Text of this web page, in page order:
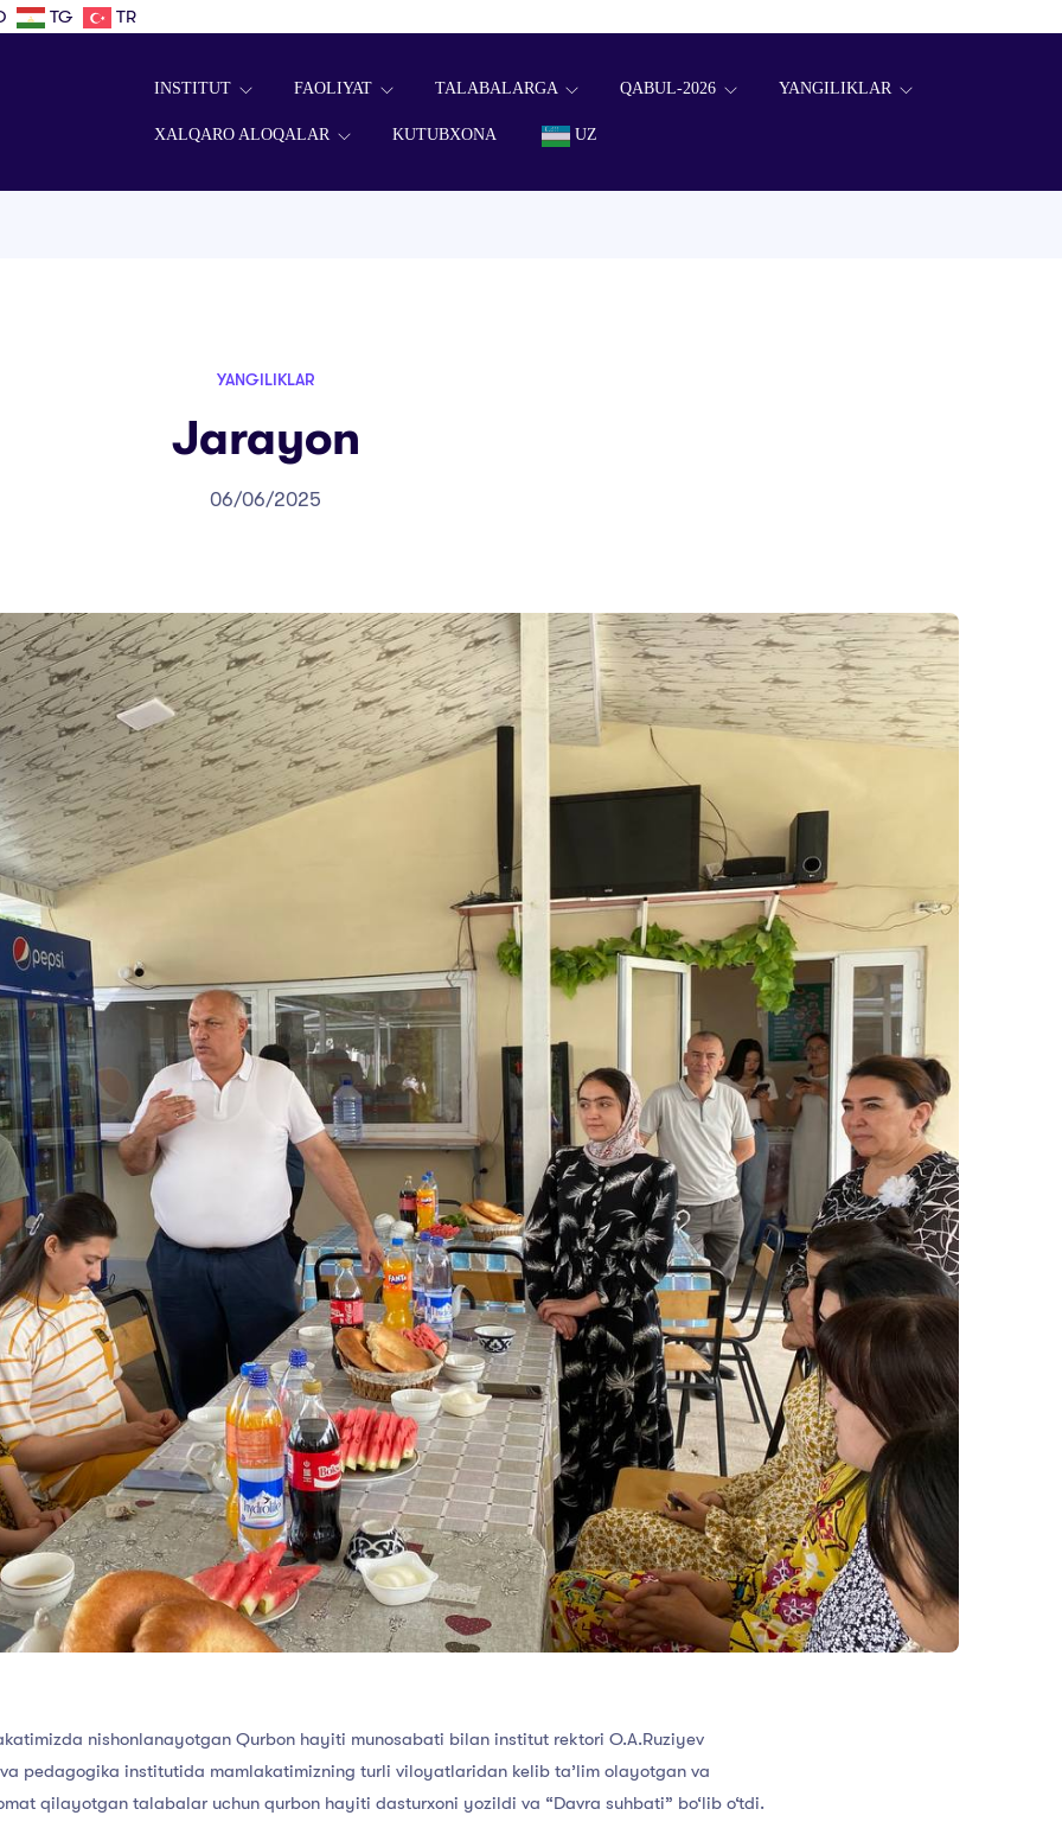
TG TR
INSTITUT FAOLIYAT TALABALARGA QABUL-2026 YANGILIKLAR
XALQARO ALOQALAR KUTUBXONA UZ
YANGILIKLAR
Jarayon
06/06/2025
nishonlanayotgan Qurbon hayiti munosabati bilan institut rektori O.A.Ruziyev
pedagogika institutida mamlakatimizning turli viloyatlaridan kelib ta’lim olayotgan va
qilayotgan talabalar uchun qurbon hayiti dasturxoni yozildi va “Davra suhbati” bo‘lib o‘tdi.